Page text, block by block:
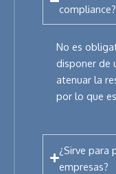
compliance?
No es
disponer de
atenuar la
por lo que
¿Sirve para
empresas?